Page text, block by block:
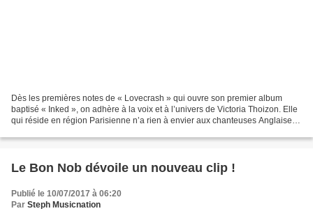
Dès les premières notes de « Lovecrash » qui ouvre son premier album
baptisé « Inked », on adhère à la voix et à l’univers de Victoria Thoizon. Elle
qui réside en région Parisienne n’a rien à envier aux chanteuses Anglaises
Le Bon Nob dévoile un nouveau clip !
Publié le 10/07/2017 à 06:20
Par Steph Musicnation